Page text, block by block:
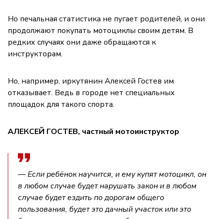
Но печальная статистика не пугает родителей, и они
продолжают покупать мотоциклы своим детям. В
редких случаях они даже обращаются к
инструкторам.
Но, например, иркутянин Алексей Гостев им
отказывает. Ведь в городе нет специальных
площадок для такого спорта.
АЛЕКСЕЙ ГОСТЕВ, частный мотоинструктор
— Если ребёнок научится, и ему купят мотоцикл, он
в любом случае будет нарушать закон и в любом
случае будет ездить по дорогам общего
пользования, будет это дачный участок или это